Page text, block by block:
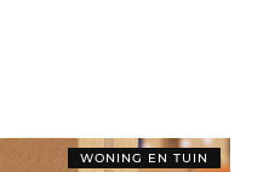
WONING EN TUIN